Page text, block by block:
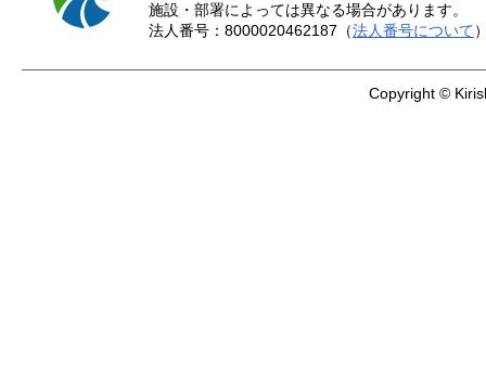
施設・部署によっては異なる場合があります。
法人番号：8000020462187（法人番号について
Copyright ©